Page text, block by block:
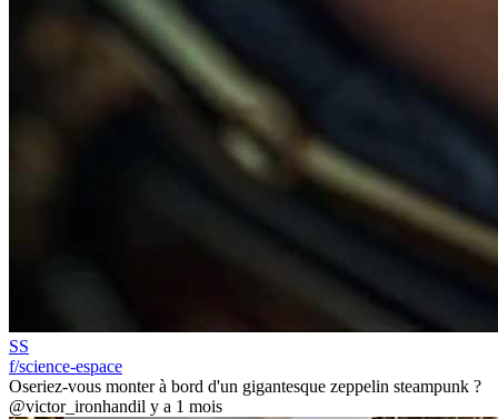
SS
f/science-espace
Oseriez-vous monter à bord d'un gigantesque zeppelin steampunk ?
@victor_ironhandil y a 1 mois